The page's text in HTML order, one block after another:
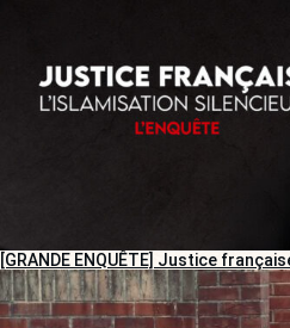
[GRANDE ENQUÊTE] Justice